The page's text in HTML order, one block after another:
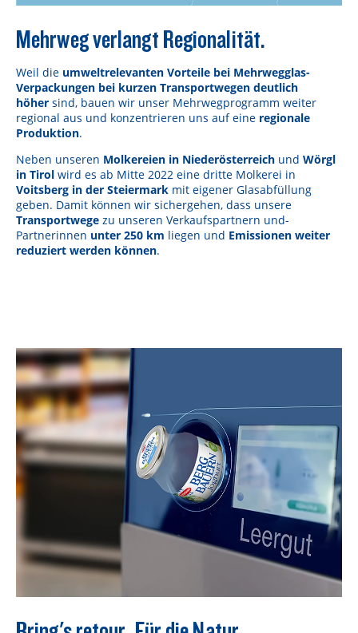
Mehrweg verlangt Regionalität.
Weil die umweltrelevanten Vorteile bei Mehrwegglas-
Verpackungen bei kurzen Transportwegen deutlich
höher sind, bauen wir unser Mehrwegprogramm weiter
regional aus und konzentrieren uns auf eine regionale
Produktion.
Neben unseren Molkereien in Niederösterreich und Wörgl
in Tirol wird es ab Mitte 2022 eine dritte Molkerei in
Voitsberg in der Steiermark mit eigener Glasabfüllung
geben. Damit können wir sichergehen, dass unsere
Transportwege zu unseren Verkaufspartnern und-
Partnerinnen unter 250 km liegen und Emissionen weiter
reduziert werden können.